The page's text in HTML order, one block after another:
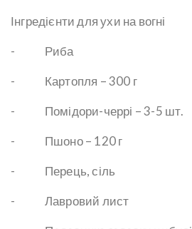
Інгредієнти для ухи на вогні
- Риба
- Картопля – 300 г
- Помідори-черрі – 3-5 шт.
- Пшоно – 120 г
- Перець, сіль
- Лавровий лист